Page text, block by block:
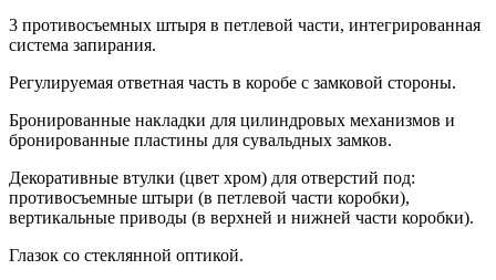
3 противосъемных штыря в петлевой части, интегрированная
система запирания.
Регулируемая ответная часть в коробе с замковой стороны.
Бронированные накладки для цилиндровых механизмов и
бронированные пластины для сувальдных замков.
Декоративные втулки (цвет хром) для отверстий под:
противосъемные штыри (в петлевой части коробки),
вертикальные приводы (в верхней и нижней части коробки).
Глазок со стеклянной оптикой.